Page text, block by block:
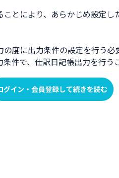
とにより、あらかじめ設定
度に出力条件の設定を行う
件で、仕訳日記帳出力を行う
グイン・会員登録して続きを読む